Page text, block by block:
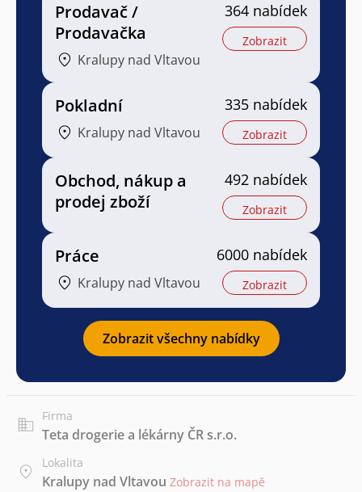
Prodavač /
Prodavačka
Kralupy nad Vltavou
364 nabídek
Zobrazit
Pokladní
Kralupy nad Vltavou
335 nabídek
Zobrazit
Obchod, nákup a
prodej zboží
492 nabídek
Zobrazit
Práce
Kralupy nad Vltavou
6000 nabídek
Zobrazit
Zobrazit všechny nabídky
Firma
Teta drogerie a lékárny ČR s.r.o.
Lokalita
Kralupy nad Vltavou Zobrazit na mapě